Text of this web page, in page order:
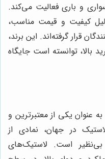
و باری فعالیت می‌کند.
کیفیت و قیمت مناسب،
قرار گرفته‌اند. این برند،
بالا، توانسته است جایگاه
عنوان یکی از معتبرترین و
در جهان، نمادی از
بی‌نظیر است. لاستیک‌های